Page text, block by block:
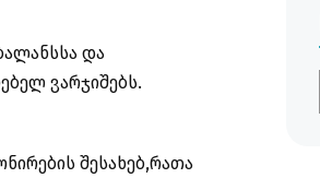
და
ვარჯიშებს.
შესახებ,რათა